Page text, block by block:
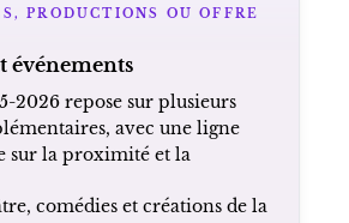
PRODUCTIONS OU OFFRE
événements
2026 repose sur plusieurs
avec une ligne
sur la proximité et la
comédies et créations de la